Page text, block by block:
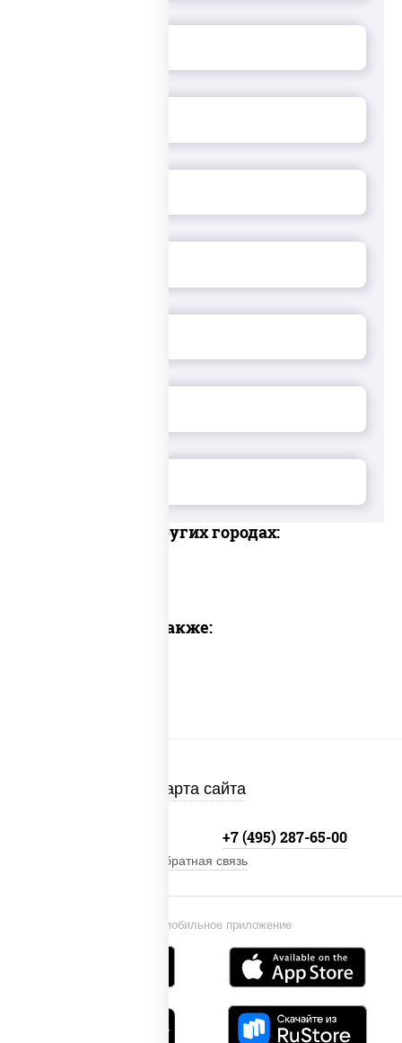
Доставка в других городах:
Предлагаем также:
Карта сайта
Установи мобильное приложение
+7 (495) 287-65-00
Обратная связь